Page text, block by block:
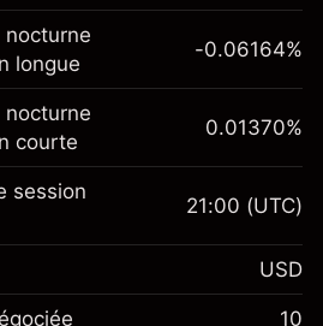
est disponible pour le
:
nocturne
longue
-0.06164%
nocturne
courte
0.01370%
session
21:00 (UTC)
USD
10